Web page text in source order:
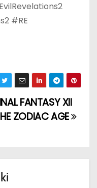
#RE
FANTASY XII
ZODIAC AGE